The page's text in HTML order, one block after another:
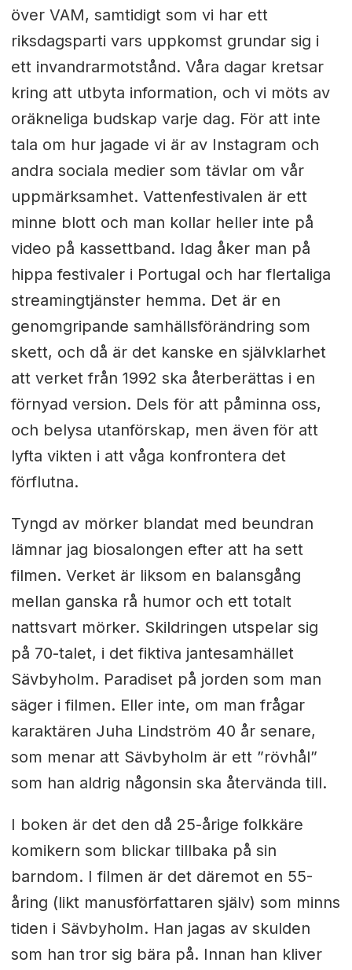
över VAM, samtidigt som vi har ett
riksdagsparti vars uppkomst grundar sig i
ett invandrarmotstånd. Våra dagar kretsar
kring att utbyta information, och vi möts av
oräkneliga budskap varje dag. För att inte
tala om hur jagade vi är av Instagram och
andra sociala medier som tävlar om vår
uppmärksamhet. Vattenfestivalen är ett
minne blott och man kollar heller inte på
video på kassettband. Idag åker man på
hippa festivaler i Portugal och har flertaliga
streamingtjänster hemma. Det är en
genomgripande samhällsförändring som
skett, och då är det kanske en självklarhet
att verket från 1992 ska återberättas i en
förnyad version. Dels för att påminna oss,
och belysa utanförskap, men även för att
lyfta vikten i att våga konfrontera det
förflutna.
Tyngd av mörker blandat med beundran
lämnar jag biosalongen efter att ha sett
filmen. Verket är liksom en balansgång
mellan ganska rå humor och ett totalt
nattsvart mörker. Skildringen utspelar sig
på 70-talet, i det fiktiva jantesamhället
Sävbyholm. Paradiset på jorden som man
säger i filmen. Eller inte, om man frågar
karaktären Juha Lindström 40 år senare,
som menar att Sävbyholm är ett ”rövhål”
som han aldrig någonsin ska återvända till.
I boken är det den då 25-årige folkkäre
komikern som blickar tillbaka på sin
barndom. I filmen är det däremot en 55-
åring (likt manusförfattaren själv) som minns
tiden i Sävbyholm. Han jagas av skulden
som han tror sig bära på. Innan han kliver